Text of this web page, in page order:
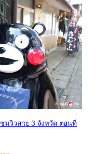
มวิวสวย 3 จังหวัด ตอนที่